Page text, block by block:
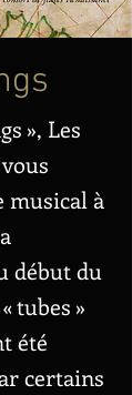
», Les
musical à
début du
tubes »
été
certains